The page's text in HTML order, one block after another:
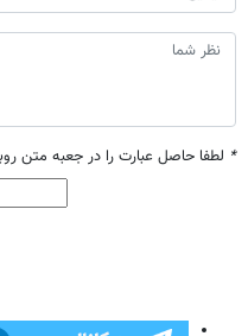
* لطفا حاصل عبارت را در جعبه متن